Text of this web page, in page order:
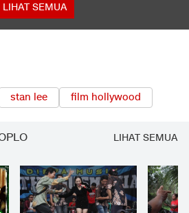
LIHAT SEMUA
stan lee film hollywood
LIHAT SEMUA